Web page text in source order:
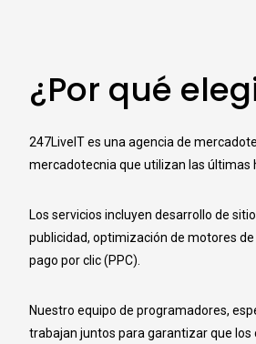
¿Por qué
247LiveIT es una agencia de
mercadotecnia que utilizan las últimas
Los servicios incluyen desarrollo de
publicidad, optimización de motores
pago por clic (PPC).
Nuestro equipo de programadores,
trabajan juntos para garantizar que